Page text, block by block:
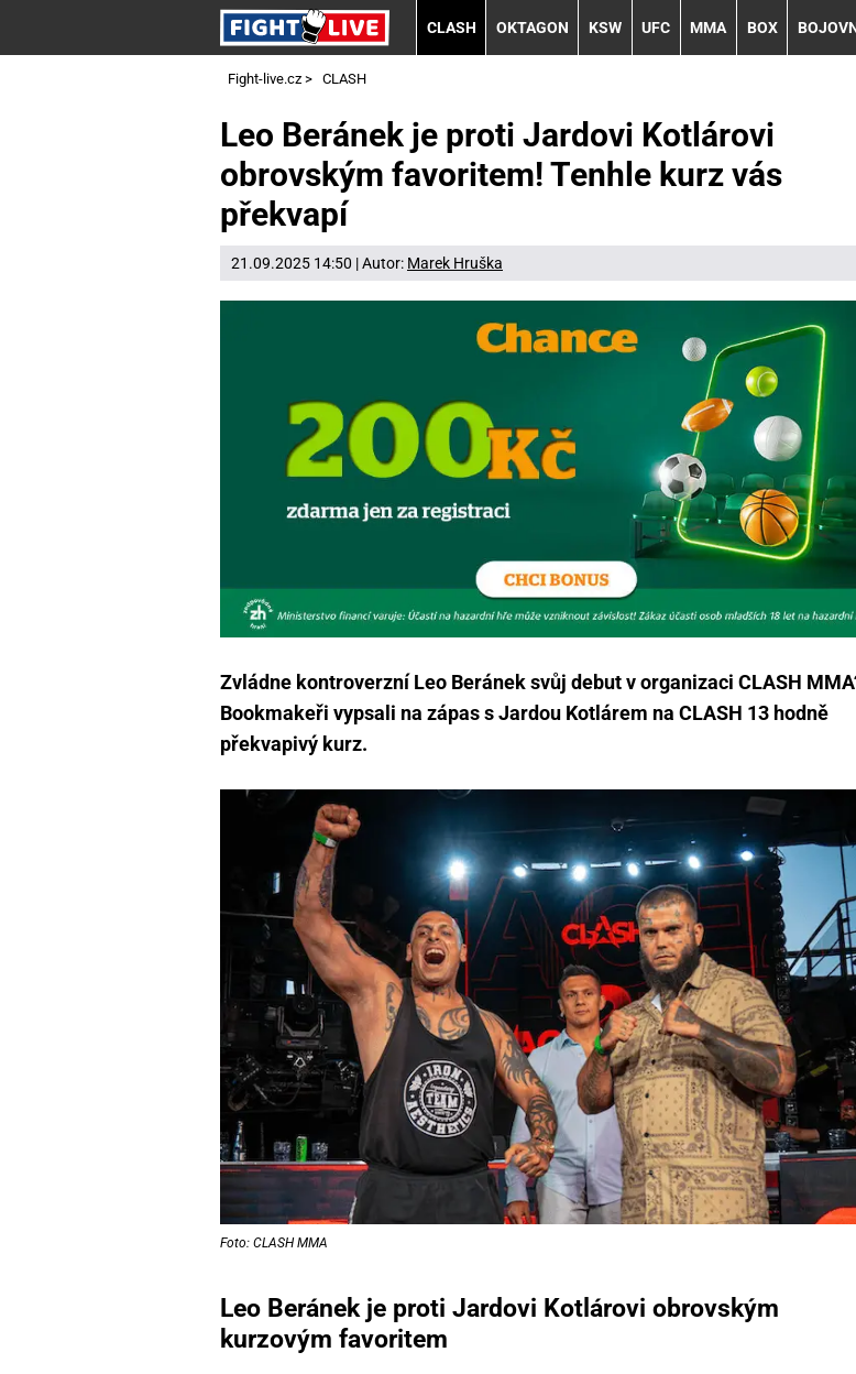
CLASH OKTAGON KSW UFC MMA BOX
Fight-live.cz > CLASH
Leo Beránek je proti Jardovi Kotlárovi
obrovským favoritem! Tenhle kurz vás
překvapí
21.09.2025 14:50 | Autor: Marek Hruška
Zvládne kontroverzní Leo Beránek svůj debut v organizaci CLASH
Bookmakeři vypsali na zápas s Jardou Kotlárem na CLASH 13 hodně
překvapivý kurz.
Foto: CLASH MMA
Leo Beránek je proti Jardovi Kotlárovi obrovským
kurzovým favoritem